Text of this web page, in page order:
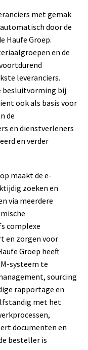
met gemak
door de
Haufe Groep.
en de
leveranciers.
besluitvorming bij
ook als basis voor
de
en dienstverleners
en verder
maakt de e-
zoeken en
via meerdere
complexe
en zorgen voor
Groep heeft
systeem te
sourcing
rapportage en
met het
documenten en
besteller is